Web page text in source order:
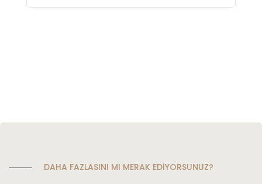
DAHA FAZLASINI MI MERAK EDİYORSUNUZ?